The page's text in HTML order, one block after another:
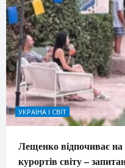
УКРАЇНА І СВІТ
Лещенко відпочиває
курортів світу –